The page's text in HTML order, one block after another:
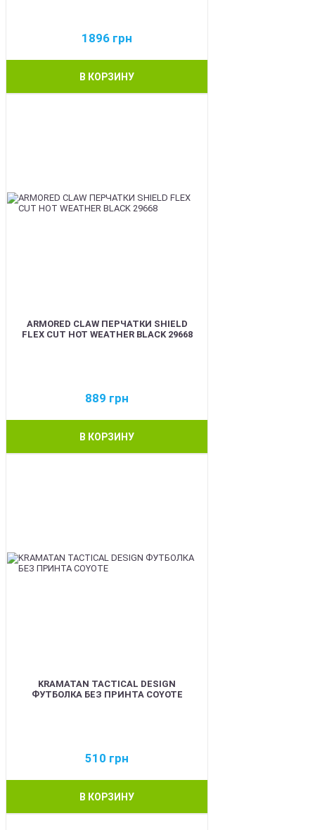
1896 грн
В КОРЗИНУ
ARMORED CLAW ПЕРЧАТКИ SHIELD
FLEX CUT HOT WEATHER BLACK 29668
889 грн
В КОРЗИНУ
KRAMATAN TACTICAL DESIGN
ФУТБОЛКА БЕЗ ПРИНТА COYOTE
510 грн
В КОРЗИНУ